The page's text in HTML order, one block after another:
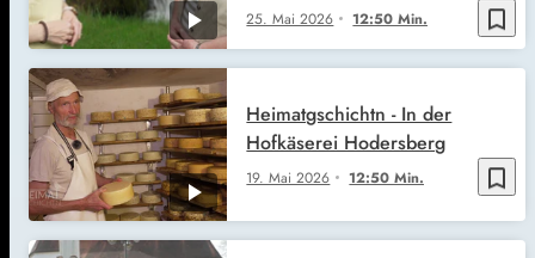
bookmark_border
25. Mai 2026 12:50 Min.
bookmark_border
19. Mai 2026 12:50 Min.
Heimatgschichtn - In der
Hofkäserei Hodersberg